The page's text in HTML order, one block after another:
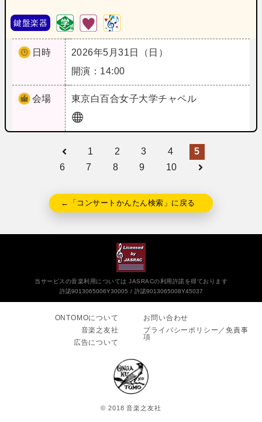
鍵盤楽器
日時
2026年5月31日（日）
開演：14:00
会場 東京白百合女子大学チャペル
1 2 3 4
5
6
7 8 9 10
←「コンサートかんたん検索」に戻る
当サービスの音楽利用については JASRACの利用許諾を得ております
許諾9013065006Y30005
許諾9013065008Y45037
ONTOMOについて
音楽之友社
広告について
お問い合わせ
プライバシーポリシー／免責事
項
© 2018 音楽之友社